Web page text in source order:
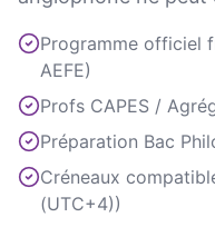
Programme officiel
AEFE)
Profs CAPES /
Préparation Bac
Créneaux
(UTC+4))